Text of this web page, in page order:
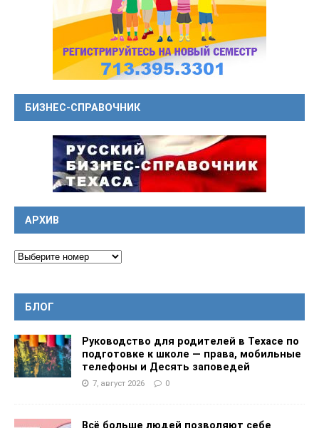
БИЗНЕС-СПРАВОЧНИК
АРХИВ
БЛОГ
Руководство для родителей в Техасе по
подготовке к школе — права, мобильные
телефоны и Десять заповедей
7, август 2026 0
Всё больше людей позволяют себе